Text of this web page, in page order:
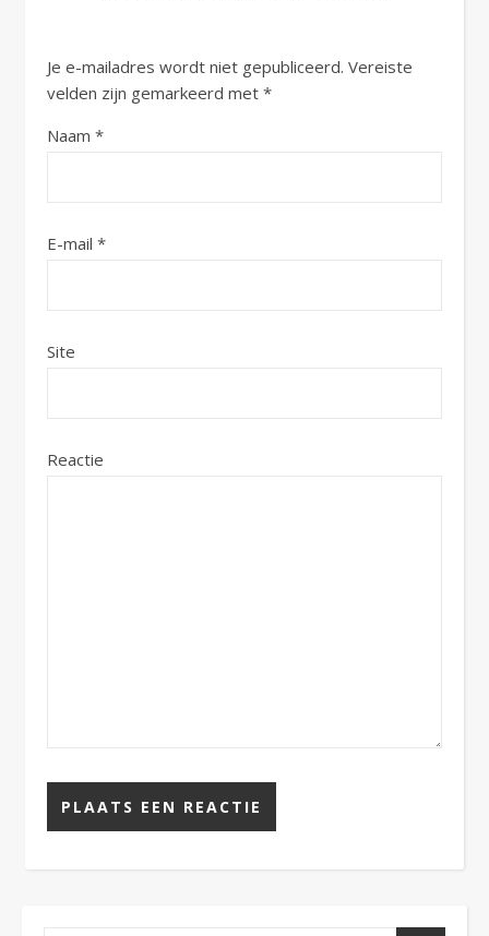
Je e-mailadres wordt niet gepubliceerd. Vereiste
velden zijn gemarkeerd met *
Naam *
E-mail *
Site
Reactie